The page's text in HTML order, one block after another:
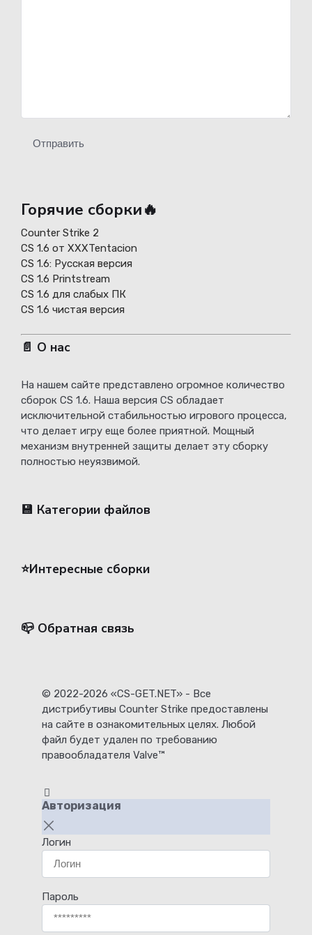
Отправить
Горячие сборки🔥
Counter Strike 2
CS 1.6 от XXXTentacion
СS 1.6: Русская версия
CS 1.6 Printstream
CS 1.6 для слабых ПК
CS 1.6 чистая версия
📄 О нас
На нашем сайте представлено огромное количество
сборок CS 1.6. Наша версия CS обладает
исключительной стабильностью игрового процесса,
что делает игру еще более приятной. Мощный
механизм внутренней защиты делает эту сборку
полностью неуязвимой.
💾 Категории файлов
⭐️Интересные сборки
📪 Обратная связь
© 2022-2026 «CS-GET.NET» - Все
дистрибутивы Counter Strike предоставлены
на сайте в ознакомительных целях. Любой
файл будет удален по требованию
правообладателя Valve™
Авторизация
Логин
Пароль